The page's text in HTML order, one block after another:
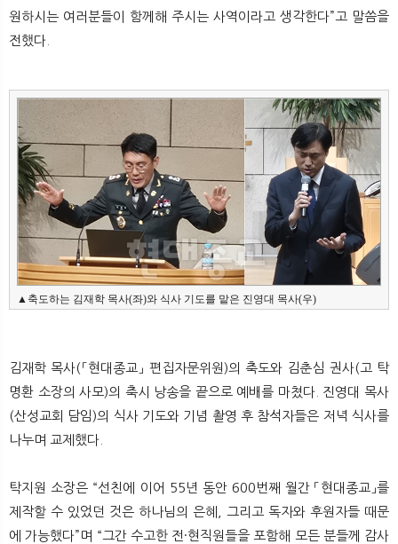
원하시는 여러분들이 함께해 주시는 사역이라고 생각한다”고 말씀을
전했다.
▲축도하는 김재학 목사(좌)와 식사 기도를 맡은 진영대 목사(우)
김재학 목사(「현대종교」 편집자문위원)의 축도와 김춘심 권사(고 탁
명환 소장의 사모)의 축시 낭송을 끝으로 예배를 마쳤다. 진영대 목사
(산성교회 담임)의 식사 기도와 기념 촬영 후 참석자들은 저녁 식사를
나누며 교제했다.
탁지원 소장은 “선친에 이어 55년 동안 600번째 월간 「현대종교」를
제작할 수 있었던 것은 하나님의 은혜, 그리고 독자와 후원자들 때문
에 가능했다”며 “그간 수고한 전·현직원들을 포함해 모든 분들께 감사